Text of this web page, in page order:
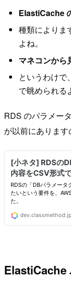
ElastiCache
種類によりま
よね。
マネコンから
というわけで
で眺められる
RDS のパラメー
が以前にあります
ElastiCache